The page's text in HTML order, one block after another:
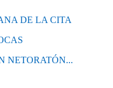
DE LA CITA
NETORATÓN...